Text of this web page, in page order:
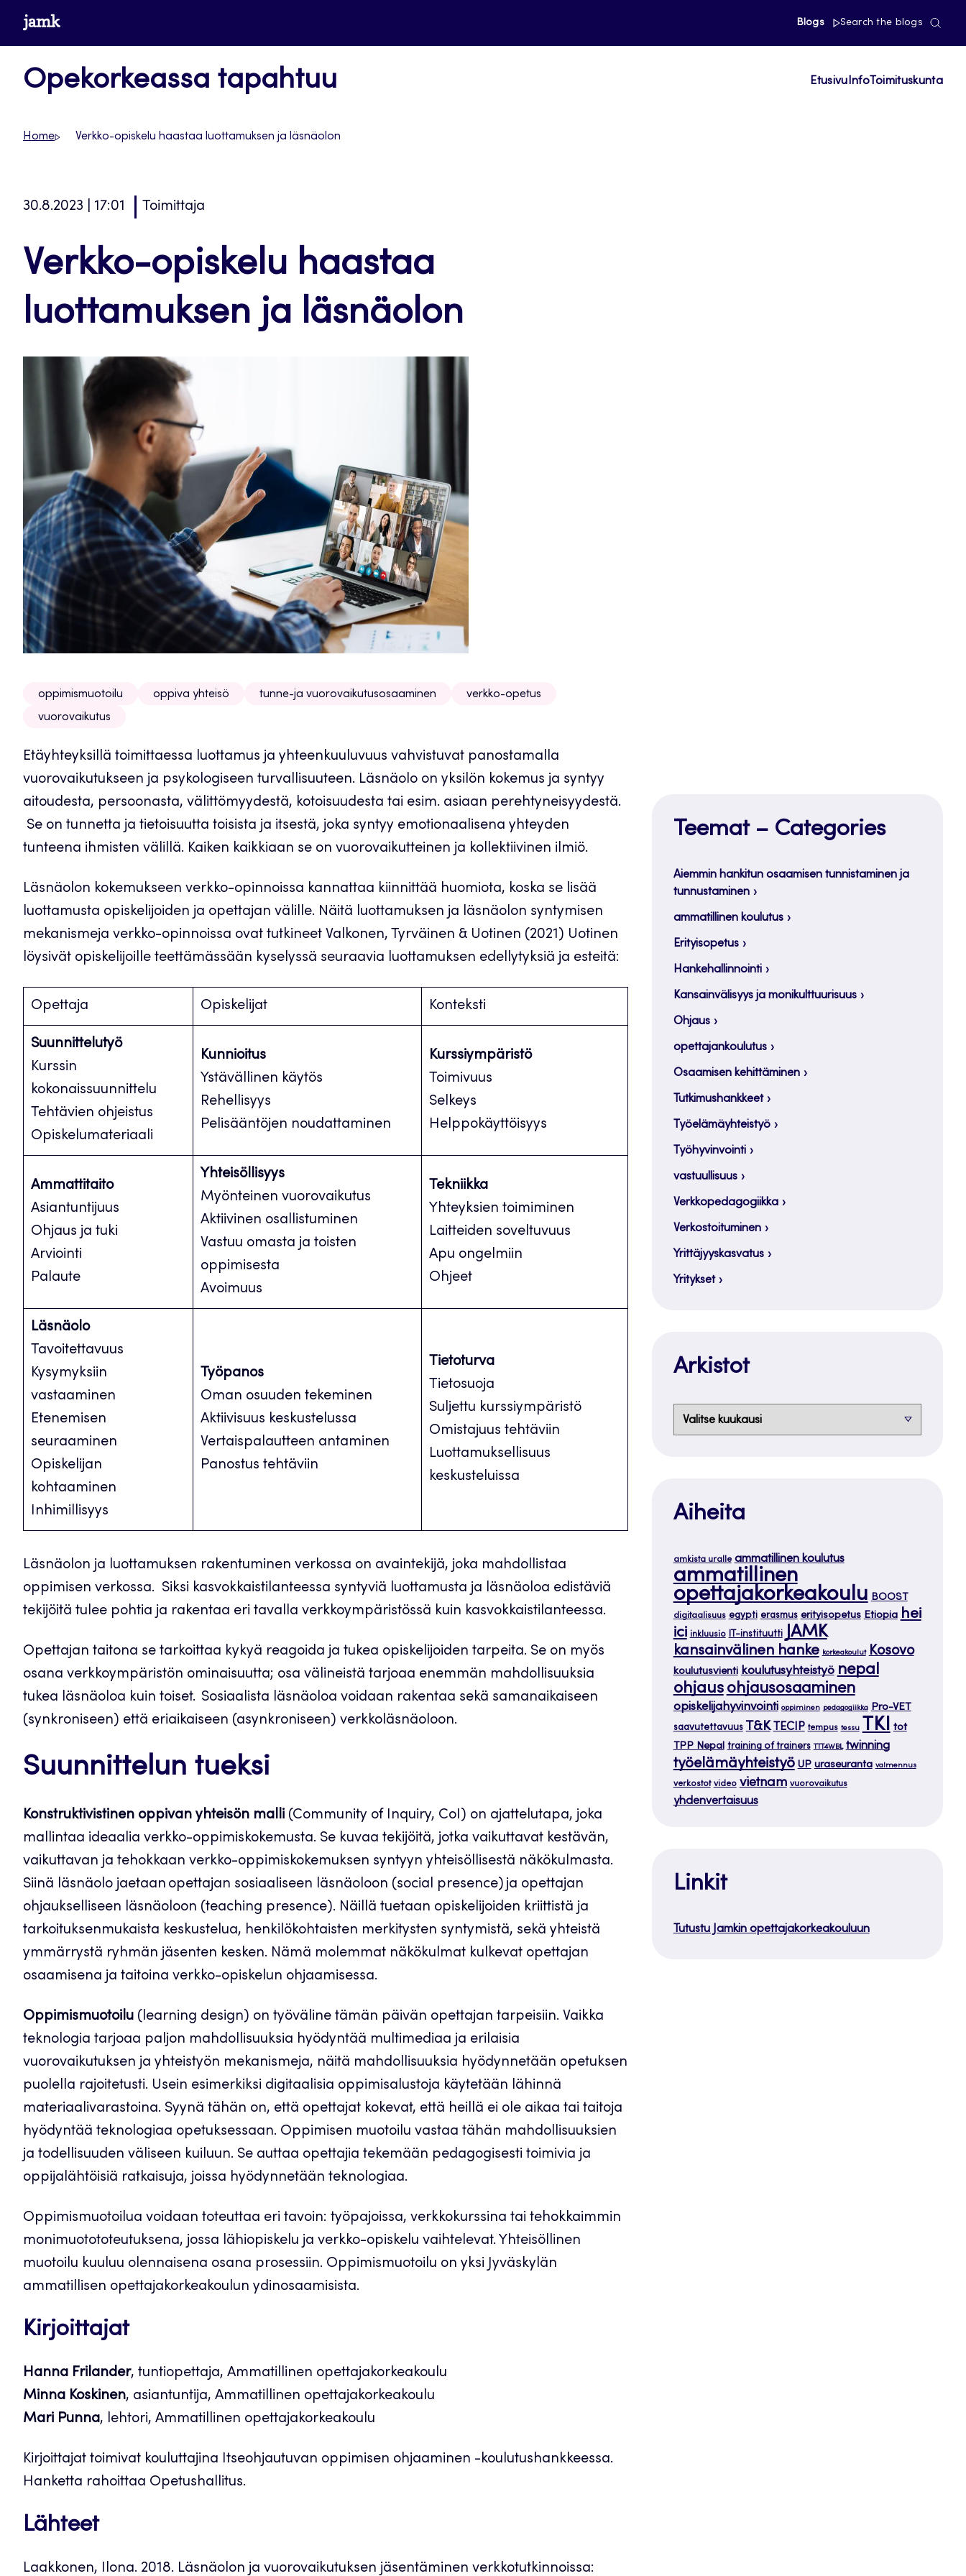
Siirrywww.jamk.fi Blogs Search the blogs
Opekorkeassa tapahtuu Etusivu InfoToimituskunta
Home Verkko-opiskelu haastaa luottamuksen ja läsnäolon
30.8.2023 | 17:01 Toimittaja
Verkko-opiskelu haastaa
luottamuksen ja läsnäolon
oppimismuotoilu oppiva yhteisö tunne-ja vuorovaikutusosaaminen
verkko-opetus
vuorovaikutus
Etäyhteyksillä toimittaessa luottamus ja yhteenkuuluvuus vahvistuvat panostamalla
vuorovaikutukseen ja psykologiseen turvallisuuteen. Läsnäolo on yksilön kokemus ja syntyy
aitoudesta, persoonasta, välittömyydestä, kotoisuudesta tai esim. asiaan perehtyneisyydestä.
Se on tunnetta ja tietoisuutta toisista ja itsestä, joka syntyy emotionaalisena yhteyden
tunteena ihmisten välillä. Kaiken kaikkiaan se on vuorovaikutteinen ja kollektiivinen ilmiö.
Läsnäolon kokemukseen verkko-opinnoissa kannattaa kiinnittää huomiota, koska se lisää
luottamusta opiskelijoiden ja opettajan välille. Näitä luottamuksen ja läsnäolon syntymisen
mekanismeja verkko-opinnoissa ovat tutkineet Valkonen, Tyrväinen & Uotinen (2021) Uotinen
löysivät opiskelijoille teettämässään kyselyssä seuraavia luottamuksen edellytyksiä ja esteitä:
Opettaja Opiskelijat Konteksti
Suunnittelutyö
Kurssin
kokonaissuunnittelu
Tehtävien ohjeistus
Opiskelumateriaali
Kunnioitus
Ystävällinen käytös
Rehellisyys
Pelisääntöjen noudattaminen
Kurssiympäristö
Toimivuus
Selkeys
Helppokäyttöisyys
Ammattitaito
Asiantuntijuus
Ohjaus ja tuki
Arviointi
Palaute
Yhteisöllisyys
Myönteinen vuorovaikutus
Aktiivinen osallistuminen
Vastuu omasta ja toisten
oppimisesta
Avoimuus
Tekniikka
Yhteyksien toimiminen
Laitteiden soveltuvuus
Apu ongelmiin
Ohjeet
Läsnäolo
Tavoitettavuus
Kysymyksiin
vastaaminen
Etenemisen
seuraaminen
Opiskelijan
kohtaaminen
Inhimillisyys
Työpanos
Oman osuuden tekeminen
Aktiivisuus keskustelussa
Vertaispalautteen antaminen
Panostus tehtäviin
Tietoturva
Tietosuoja
Suljettu kurssiympäristö
Omistajuus tehtäviin
Luottamuksellisuus
keskusteluissa
Läsnäolon ja luottamuksen rakentuminen verkossa on avaintekijä, joka mahdollistaa
oppimisen verkossa. Siksi kasvokkaistilanteessa syntyviä luottamusta ja läsnäoloa edistäviä
tekijöitä tulee pohtia ja rakentaa eri tavalla verkkoympäristössä kuin kasvokkaistilanteessa.
Opettajan taitona se tarkoittaa kykyä reagoida ja tukea opiskelijoiden tarpeita. Se on myös
osana verkkoympäristön ominaisuutta; osa välineistä tarjoaa enemmän mahdollisuuksia
tukea läsnäoloa kuin toiset. Sosiaalista läsnäoloa voidaan rakentaa sekä samanaikaiseen
(synkroniseen) että eriaikaiseen (asynkroniseen) verkkoläsnäoloon.
Suunnittelun tueksi
Konstruktivistinen oppivan yhteisön malli (Community of Inquiry, CoI) on ajattelutapa, joka
mallintaa ideaalia verkko-oppimiskokemusta. Se kuvaa tekijöitä, jotka vaikuttavat kestävän,
vaikuttavan ja tehokkaan verkko-oppimiskokemuksen syntyyn yhteisöllisestä näkökulmasta.
Siinä läsnäolo jaetaan opettajan sosiaaliseen läsnäoloon (social presence) ja opettajan
ohjaukselliseen läsnäoloon (teaching presence). Näillä tuetaan opiskelijoiden kriittistä ja
tarkoituksenmukaista keskustelua, henkilökohtaisten merkitysten syntymistä, sekä yhteistä
ymmärrystä ryhmän jäsenten kesken. Nämä molemmat näkökulmat kulkevat opettajan
osaamisena ja taitoina verkko-opiskelun ohjaamisessa.
Oppimismuotoilu (learning design) on työväline tämän päivän opettajan tarpeisiin. Vaikka
teknologia tarjoaa paljon mahdollisuuksia hyödyntää multimediaa ja erilaisia
vuorovaikutuksen ja yhteistyön mekanismeja, näitä mahdollisuuksia hyödynnetään opetuksen
puolella rajoitetusti. Usein esimerkiksi digitaalisia oppimisalustoja käytetään lähinnä
materiaalivarastoina. Syynä tähän on, että opettajat kokevat, että heillä ei ole aikaa tai taitoja
hyödyntää teknologiaa opetuksessaan. Oppimisen muotoilu vastaa tähän mahdollisuuksien
ja todellisuuden väliseen kuiluun. Se auttaa opettajia tekemään pedagogisesti toimivia ja
oppijalähtöisiä ratkaisuja, joissa hyödynnetään teknologiaa.
Oppimismuotoilua voidaan toteuttaa eri tavoin: työpajoissa, verkkokurssina tai tehokkaimmin
monimuotototeutuksena, jossa lähiopiskelu ja verkko-opiskelu vaihtelevat. Yhteisöllinen
muotoilu kuuluu olennaisena osana prosessiin. Oppimismuotoilu on yksi Jyväskylän
ammatillisen opettajakorkeakoulun ydinosaamisista.
Kirjoittajat
Hanna Frilander, tuntiopettaja, Ammatillinen opettajakorkeakoulu
Minna Koskinen, asiantuntija, Ammatillinen opettajakorkeakoulu
Mari Punna, lehtori, Ammatillinen opettajakorkeakoulu
Kirjoittajat toimivat kouluttajina Itseohjautuvan oppimisen ohjaaminen -koulutushankkeessa.
Hanketta rahoittaa Opetushallitus.
Lähteet
Laakkonen, Ilona. 2018. Läsnäolon ja vuorovaikutuksen jäsentäminen verkkotutkinnoissa:
Teemat – Categories
Aiemmin hankitun osaamisen tunnistaminen ja
tunnustaminen
ammatillinen koulutus
Erityisopetus
Hankehallinnointi
Kansainvälisyys ja monikulttuurisuus
Ohjaus
opettajankoulutus
Osaamisen kehittäminen
Tutkimushankkeet
Työelämäyhteistyö
Työhyvinvointi
vastuullisuus
Verkkopedagogiikka
Verkostoituminen
Yrittäjyyskasvatus
Yritykset
Arkistot
Arkistot
Aiheita
amkista uralle ammatillinen koulutus
ammatillinen
opettajakorkeakoulu BOOST
digitaalisuus egypti erasmus erityisopetus Etiopia hei
ici inkluusio IT-instituutti JAMK
kansainvälinen hanke korkeakoulut Kosovo
koulutusvienti koulutusyhteistyö nepal
ohjaus ohjausosaaminen
opiskelijahyvinvointi oppiminen pedagogiikka Pro-VET
saavutettavuus T&K TECIP tempus tessu TKI tot
TPP Nepal training of trainers TTT4WBL twinning
työelämäyhteistyö UP uraseuranta valmennus
verkostot video vietnam vuorovaikutus
yhdenvertaisuus
Linkit
Tutustu Jamkin opettajakorkeakouluun